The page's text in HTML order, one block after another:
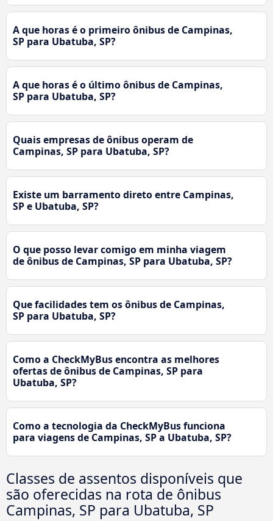
A que horas é o primeiro ônibus de Campinas,
SP para Ubatuba, SP?
A que horas é o último ônibus de Campinas,
SP para Ubatuba, SP?
Quais empresas de ônibus operam de
Campinas, SP para Ubatuba, SP?
Existe um barramento direto entre Campinas,
SP e Ubatuba, SP?
O que posso levar comigo em minha viagem
de ônibus de Campinas, SP para Ubatuba, SP?
Que facilidades tem os ônibus de Campinas,
SP para Ubatuba, SP?
Como a CheckMyBus encontra as melhores
ofertas de ônibus de Campinas, SP para
Ubatuba, SP?
Como a tecnologia da CheckMyBus funciona
para viagens de Campinas, SP a Ubatuba, SP?
Classes de assentos disponíveis que
são oferecidas na rota de ônibus
Campinas, SP para Ubatuba, SP